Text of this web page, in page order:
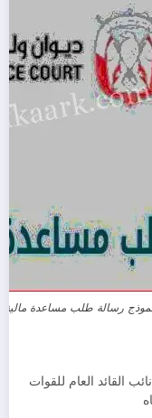
رسالة طلب مساعدة مالية
القائد العام للقوات